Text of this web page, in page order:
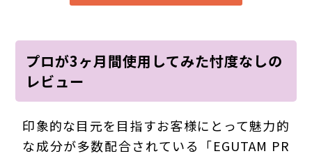
プロが3ヶ月間使用してみた忖度なしの
レビュー
印象的な目元を目指すお客様にとって魅力的
な成分が多数配合されている「EGUTAM PR